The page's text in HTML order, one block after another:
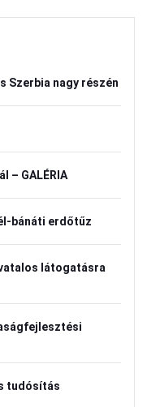
Szerbia nagy részén
– GALÉRIA
bánáti erdőtűz
látogatásra
tudósítás